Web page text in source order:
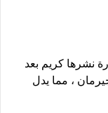
نشرها كريم بعد
، مما يدل